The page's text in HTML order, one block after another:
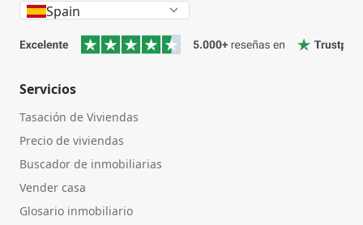
Spain
Servicios
Tasación de Viviendas
Precio de viviendas
Buscador de inmobiliarias
Vender casa
Glosario inmobiliario